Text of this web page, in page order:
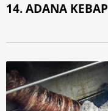
14. ADANA KEBAP